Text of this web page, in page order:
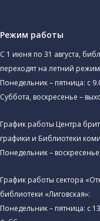
Режим работы
C 1 июня по 31 августа,
переходят на летний
Понедельник – пятница: с
Суббота, воскресенье –
График работы Центра
графики и Библиотеки
Понедельник –
График работы сектора
библиотеки «Лиговская»:
Понедельник – пятница: с